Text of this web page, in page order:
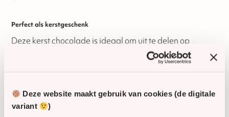
Deze website maakt gebruik van cookies (de digitale
variant
)
Perfect als kerstgeschenk
Deze kerst chocolade is ideaal om uit te delen op
kantoor, tijdens een kerstbijeenkomst of als bedankje
voor relaties, klanten of medewerkers.
Personaliseren
Maak het geschenk extra persoonlijk met: